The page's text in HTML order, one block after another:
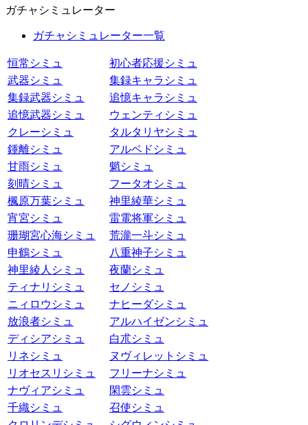
ガチャシミュレーター
ガチャシミュレーター一覧
恒常シミュ
初心者応援シミュ
武器シミュ
集録キャラシミュ
集録武器シミュ
追憶キャラシミュ
追憶武器シミュ
ウェンティシミュ
クレーシミュ
タルタリヤシミュ
鍾離シミュ
アルベドシミュ
甘雨シミュ
魈シミュ
刻晴シミュ
フータオシミュ
楓原万葉シミュ
神里綾華シミュ
宵宮シミュ
雷電将軍シミュ
珊瑚宮心海シミュ
荒瀧一斗シミュ
申鶴シミュ
八重神子シミュ
神里綾人シミュ
夜蘭シミュ
ティナリシミュ
セノシミュ
ニィロウシミュ
ナヒーダシミュ
放浪者シミュ
アルハイゼンシミュ
ディシアシミュ
白朮シミュ
リネシミュ
ヌヴィレットシミュ
リオセスリシミュ
フリーナシミュ
ナヴィアシミュ
閑雲シミュ
千織シミュ
召使シミュ